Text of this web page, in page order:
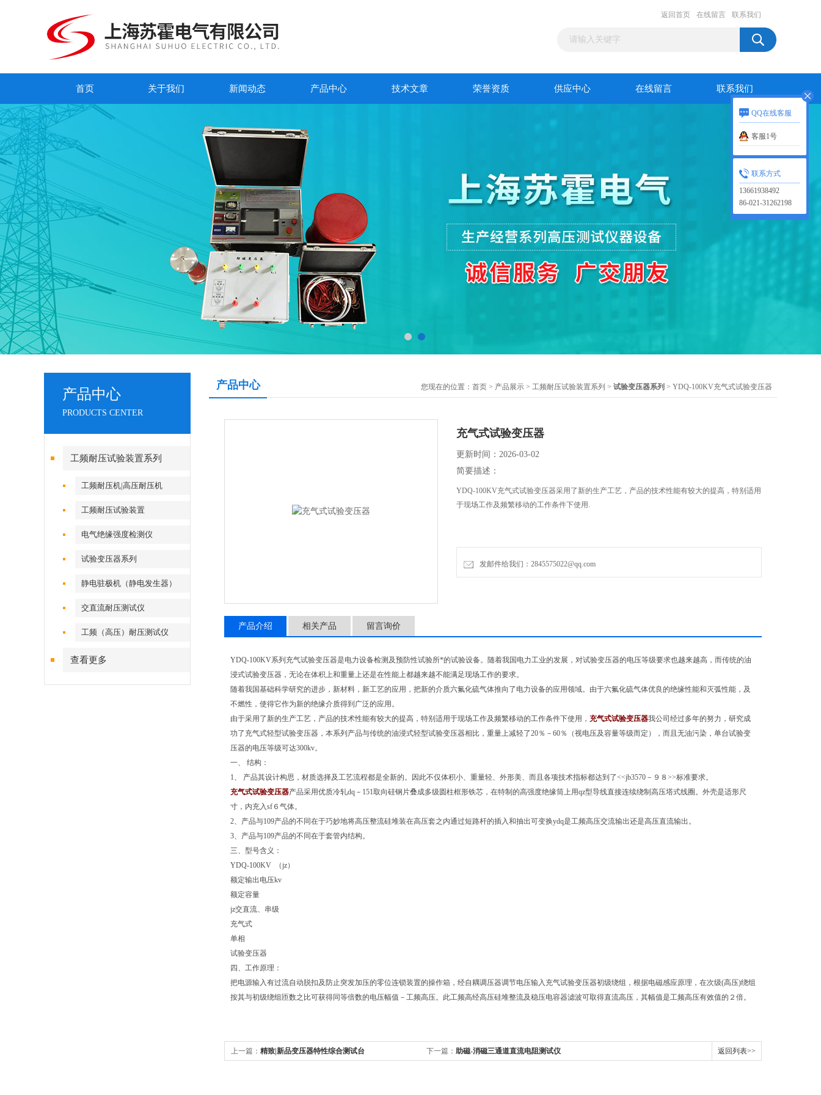
返回首页 在线留言 联系我们
首页 关于我们 新闻动态 产品中心 技术文章 荣誉资质 供应中心 在线留言 联系我们
产品中心
PRODUCTS CENTER
工频耐压试验装置系列
工频耐压机|高压耐压机
工频耐压试验装置
电气绝缘强度检测仪
试验变压器系列
静电驻极机（静电发生器）
交直流耐压测试仪
工频（高压）耐压测试仪
查看更多
产品中心 您现在的位置： 首页 > 产品展示 > 工频耐压试验装置系列 > 试验变压器系列 > YDQ-100KV充气式试验变压器
充气式试验变压器
更新时间：2026-03-02
简要描述：
YDQ-100KV充气式试验变压器采用了新的生产工艺，产品的技术性能有较大的提高，特别适用
于现场工作及频繁移动的工作条件下使用.
发邮件给我们：2845575022@qq.com
产品介绍 相关产品 留言询价
YDQ-100KV系列充气试验变压器是电力设备检测及预防性试验所*的试验设备。随着我国电力工业的发展，对试验变压器的电压等级要求也越来越高，而传统的油
浸式试验变压器，无论在体积上和重量上还是在性能上都越来越不能满足现场工作的要求。
随着我国基础科学研究的进步，新材料，新工艺的应用，把新的介质六氟化硫气体推向了电力设备的应用领域。由于六氟化硫气体优良的绝缘性能和灭弧性能，及
不燃性，使得它作为新的绝缘介质得到广泛的应用。
由于采用了新的生产工艺，产品的技术性能有较大的提高，特别适用于现场工作及频繁移动的工作条件下使用， 充气式试验变压器我公司经过多年的努力，研究成
功了充气式轻型试验变压器，本系列产品与传统的油浸式轻型试验变压器相比，重量上减轻了20％－60％（视电压及容量等级而定），而且无油污染，单台试验变
压器的电压等级可达300kv。
一、 结构：
1、 产品其设计构思，材质选择及工艺流程都是全新的。因此不仅体积小、重量轻、外形美、而且各项技术指标都达到了<<jb3570－９８>>标准要求。
充气式试验变压器产品采用优质冷轧dq－151取向硅钢片叠成多级圆柱框形铁芯，在特制的高强度绝缘筒上用qz型导线直接连续绕制高压塔式线圈。外壳是适形尺
寸，内充入sf６气体。
2、产品与109产品的不同在于巧妙地将高压整流硅堆装在高压套之内通过短路杆的插入和抽出可变换ydq是工频高压交流输出还是高压直流输出。
3、产品与109产品的不同在于套管内结构。
三、型号含义：
YDQ-100KV （jz）
额定输出电压kv
额定容量
jz交直流、串级
充气式
单相
试验变压器
四、工作原理：
把电源输入有过流自动脱扣及防止突发加压的零位连锁装置的操作箱，经自耦调压器调节电压输入充气试验变压器初级绕组，根据电磁感应原理，在次级(高压)绕组
按其与初级绕组匝数之比可获得同等倍数的电压幅值－工频高压。此工频高经高压硅堆整流及稳压电容器滤波可取得直流高压，其幅值是工频高压有效值的２倍。
上一篇： 精致|新品变压器特性综合测试台 下一篇： 助磁-消磁三通道直流电阻测试仪 返回列表>>
QQ在线客服
客服1号
联系方式
13661938492
86-021-31262198